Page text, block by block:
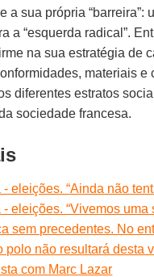
a sua própria “barreira”:
a “esquerda radical”.
na sua estratégia de
materiais e
diferentes estratos
sociedade francesa.
- eleições. “Ainda não
- eleições. “Vivemos uma
sem precedentes. No
polo não resultará desta
com Marc Lazar